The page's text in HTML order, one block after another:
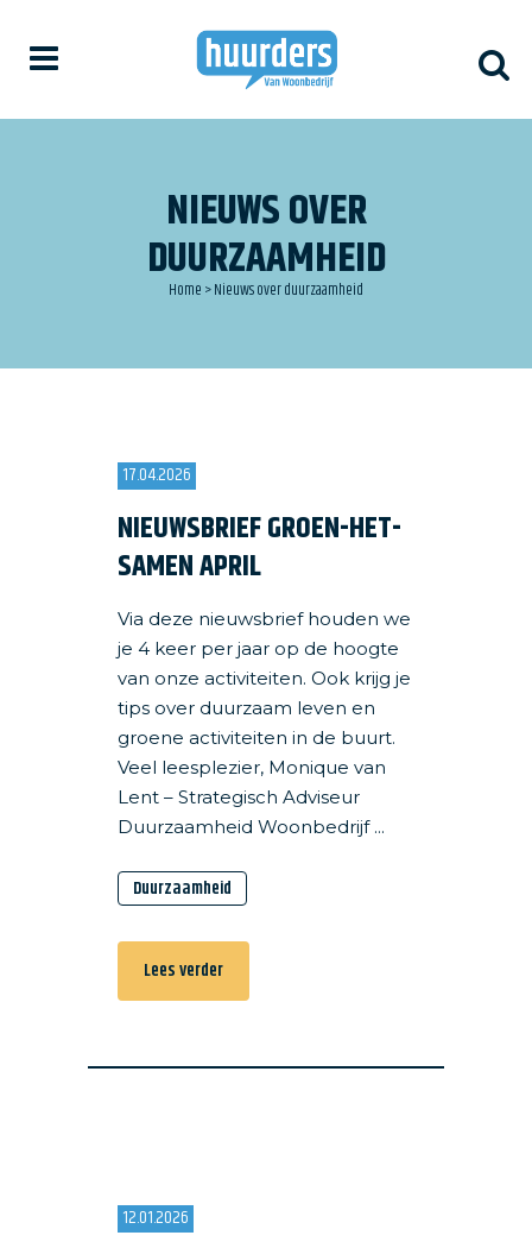
NIEUWS OVER
DUURZAAMHEID
Home >Nieuws over duurzaamheid
17.04.2026
NIEUWSBRIEF GROEN-HET-
SAMEN APRIL
Via deze nieuwsbrief houden we
je 4 keer per jaar op de hoogte
van onze activiteiten. Ook krijg je
tips over duurzaam leven en
groene activiteiten in de buurt.
Veel leesplezier, Monique van
Lent – Strategisch Adviseur
Duurzaamheid Woonbedrijf ...
Duurzaamheid
Lees verder
12.01.2026